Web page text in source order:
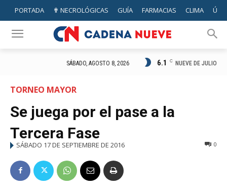
PORTADA ✟ NECROLÓGICAS GUÍA FARMACIAS CLIMA
SÁBADO, AGOSTO 8, 2026 6.1 C NUEVE DE JULIO
TORNEO MAYOR
Se juega por el pase a la
Tercera Fase
SÁBADO 17 DE SEPTIEMBRE DE 2016 0